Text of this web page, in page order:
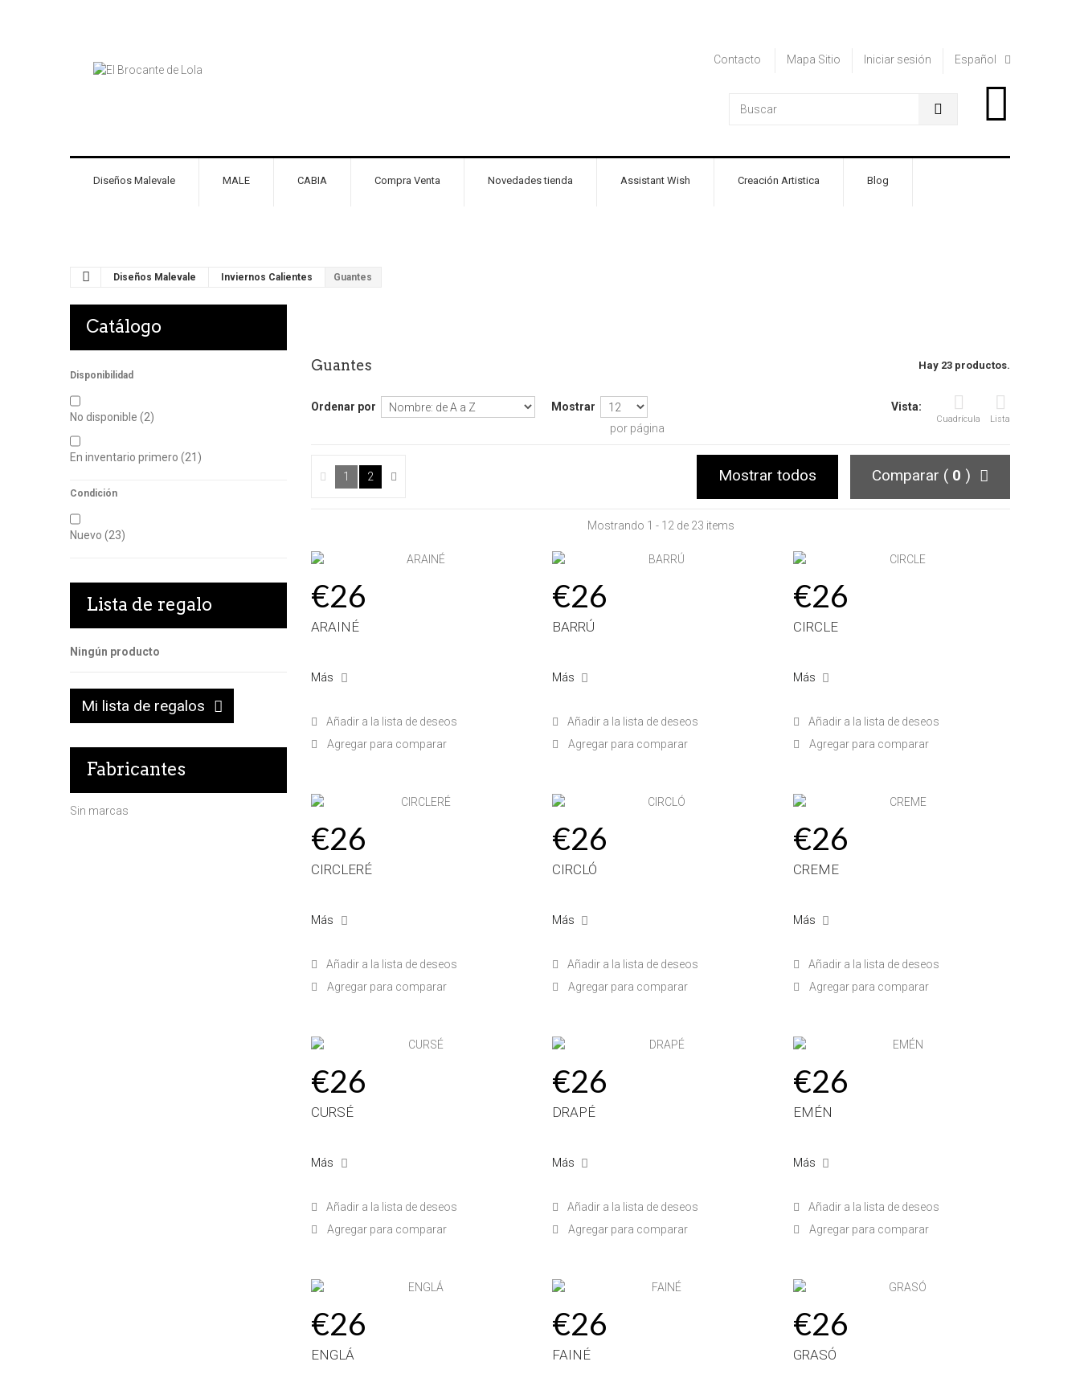
Español
Iniciar sesión
Contacto Mapa Sitio
Diseños Malevale MALE CABIA Compra Venta Novedades tienda Assistant Wish Creación Artistica Blog
Diseños Malevale Inviernos Calientes Guantes
Catálogo
Disponibilidad
No disponible (2)
En inventario primero (21)
Condición
Nuevo (23)
Lista de regalo
Ningún producto
Mi lista de regalos
Fabricantes
Sin marcas
Guantes Hay 23 productos.
Vista:
Cuadrícula Lista
Ordenar por
Mostrar
por página
Comparar ( 0 )
Mostrar todos
1 2
Mostrando 1 - 12 de 23 items
€26
ARAINÉ
Más
Añadir a la lista de deseos
Agregar para comparar
€26
BARRÚ
Más
Añadir a la lista de deseos
Agregar para comparar
€26
CIRCLE
Más
Añadir a la lista de deseos
Agregar para comparar
€26
CIRCLERÉ
Más
Añadir a la lista de deseos
Agregar para comparar
€26
CIRCLÓ
Más
Añadir a la lista de deseos
Agregar para comparar
€26
CREME
Más
Añadir a la lista de deseos
Agregar para comparar
€26
CURSÉ
Más
Añadir a la lista de deseos
Agregar para comparar
€26
DRAPÉ
Más
Añadir a la lista de deseos
Agregar para comparar
€26
EMÉN
Más
Añadir a la lista de deseos
Agregar para comparar
€26
ENGLÁ
€26
FAINÉ
€26
GRASÓ